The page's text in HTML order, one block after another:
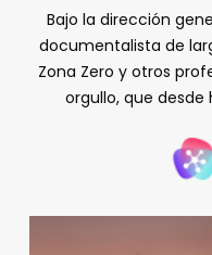
Bajo la dirección
documentalista de
Zona Zero y otros
orgullo, que desde